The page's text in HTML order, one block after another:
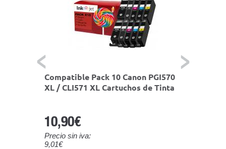
Compatible Pack 10 Canon PGI570
XL / CLI571 XL Cartuchos de Tinta
10,90€
Precio sin iva:
9,01€